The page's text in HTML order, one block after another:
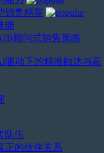
销售精英
能
顾问式销售策略
驱动下的精准触达与高
队伍
正的伙伴关系